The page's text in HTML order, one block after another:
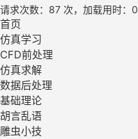
请求次数：87 次，加载用时
首页
仿真学习
CFD前处理
仿真求解
数据后处理
基础理论
胡言乱语
雕虫小技